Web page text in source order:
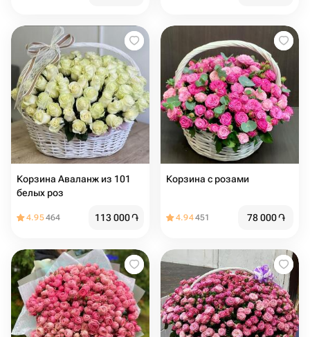
Корзина Аваланж из 101
белых роз
4.95464 113 000֏
Корзина с розами
4.94451 78 000֏